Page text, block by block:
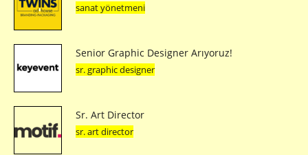
sanat yönetmeni
Senior Graphic Designer Arıyoruz!
sr. graphic designer
Sr. Art Director
sr. art director